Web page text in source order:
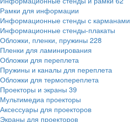
Рамки для информации
Информационные стенды с карманами
Информационные стенды-плакаты
Обложки, пленки, пружины 228
Пленки для ламинирования
Обложки для переплета
Пружины и каналы для переплета
Обложки для термопереплета
Проекторы и экраны 39
Мультимедиа проекторы
Аксессуары для проекторов
Экраны для проекторов